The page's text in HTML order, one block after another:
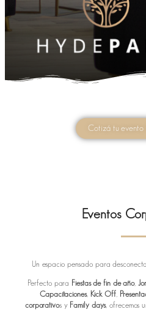
Cotizá tu evento
Eventos
Un espacio pensado para
Perfecto para Fiestas de fin de año,
Capacitaciones, Kick Off,
corporativos yFamily days, ofrecemos